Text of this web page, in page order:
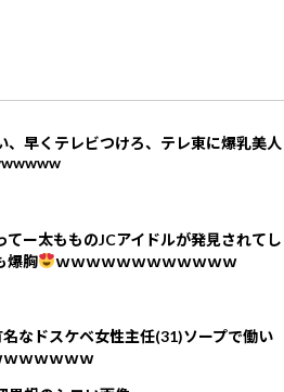
、早くテレビつけろ、テレ東に爆乳美人
てー太もものJCアイドルが発見されてし
爆胸
ｗｗｗｗｗｗｗｗｗｗｗｗ
なドスケベ女性主任(31)ソープで働い
ｗｗｗｗｗ